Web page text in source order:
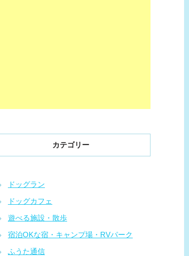
カテゴリー
ドッグラン
ドッグカフェ
遊べる施設・散歩
宿泊OKな宿・キャンプ場・RVパーク
ふうた通信